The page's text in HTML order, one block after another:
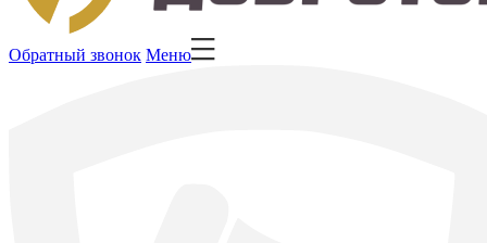
Обратный звонок Меню